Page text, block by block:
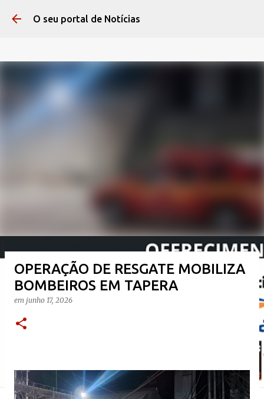
O seu portal de Notícias
OPERAÇÃO DE RESGATE MOBILIZA
BOMBEIROS EM TAPERA
em junho 17, 2026